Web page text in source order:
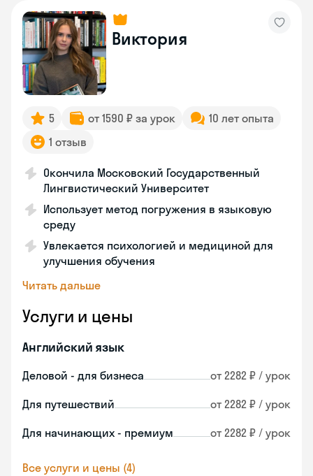
Виктория
5 от 1590 ₽ за урок
10 лет опыта
1 отзыв
Окончила Московский Государственный
Лингвистический Университет
Использует метод погружения в языковую
среду
Увлекается психологией и медициной для
улучшения обучения
Читать дальше
Услуги и цены
Английский язык
Деловой - для бизнеса от 2282 ₽ / урок
Для путешествий от 2282 ₽ / урок
Для начинающих - премиум от 2282 ₽ / урок
Все услуги и цены (4)